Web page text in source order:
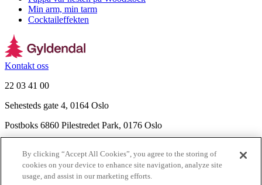
Min arm, min tarm
Cocktaileffekten
Kontakt oss
22 03 41 00
Sehesteds gate 4, 0164 Oslo
Postboks 6860 Pilestredet Park, 0176 Oslo
Nyhetsbrev
Ledige stillinger
By clicking “Accept All Cookies”, you agree to the storing of
cookies on your device to enhance site navigation, analyze site
usage, and assist in our marketing efforts.